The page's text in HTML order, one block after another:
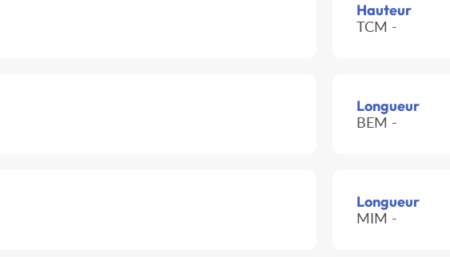
Hauteur
TCM -
Longueur
BEM -
Longueur
MIM -